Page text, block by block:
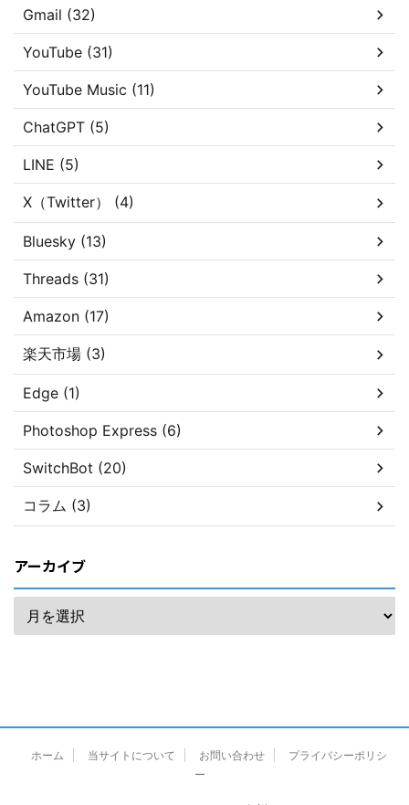
Gmail (32)
YouTube (31)
YouTube Music (11)
ChatGPT (5)
LINE (5)
X（Twitter） (4)
Bluesky (13)
Threads (31)
Amazon (17)
楽天市場 (3)
Edge (1)
Photoshop Express (6)
SwitchBot (20)
コラム (3)
アーカイブ
ホーム 当サイトについて お問い合わせ
プライバシーポリシ
ー